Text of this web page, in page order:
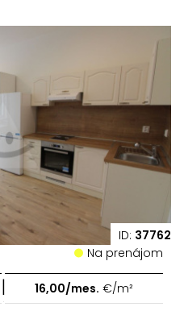
ID: 37762
Na prenájom
| 16,00/mes. €/m²